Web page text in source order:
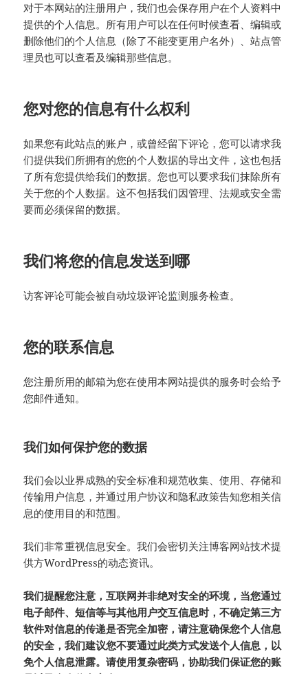
对于本网站的注册用户，我们也会保存用户在个人资料中
提供的个人信息。所有用户可以在任何时候查看、编辑或
删除他们的个人信息（除了不能变更用户名外）、站点管
理员也可以查看及编辑那些信息。
您对您的信息有什么权利
如果您有此站点的账户，或曾经留下评论，您可以请求我
们提供我们所拥有的您的个人数据的导出文件，这也包括
了所有您提供给我们的数据。您也可以要求我们抹除所有
关于您的个人数据。这不包括我们因管理、法规或安全需
要而必须保留的数据。
我们将您的信息发送到哪
访客评论可能会被自动垃圾评论监测服务检查。
您的联系信息
您注册所用的邮箱为您在使用本网站提供的服务时会给予
您邮件通知。
我们如何保护您的数据
我们会以业界成熟的安全标准和规范收集、使用、存储和
传输用户信息，并通过用户协议和隐私政策告知您相关信
息的使用目的和范围。
我们非常重视信息安全。我们会密切关注博客网站技术提
供方WordPress的动态资讯。
我们提醒您注意，互联网并非绝对安全的环境，当您通过
电子邮件、短信等与其他用户交互信息时，不确定第三方
软件对信息的传递是否完全加密，请注意确保您个人信息
的安全，我们建议您不要通过此类方式发送个人信息，以
免个人信息泄露。请使用复杂密码，协助我们保证您的账